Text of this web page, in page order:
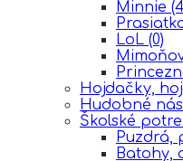
Minnie
LoL (0)
Hojdačky,
Hudobné
Školské
Puzdrá,
Batohy,